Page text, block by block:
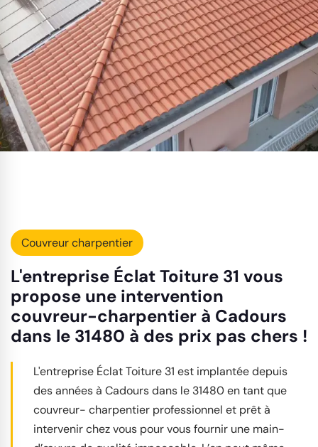
Couvreur charpentier
L'entreprise Éclat Toiture 31 vous
propose une intervention
couvreur-charpentier à Cadours
dans le 31480 à des prix pas chers !
L'entreprise Éclat Toiture 31 est implantée depuis
des années à Cadours dans le 31480 en tant que
couvreur- charpentier professionnel et prêt à
intervenir chez vous pour vous fournir une main-